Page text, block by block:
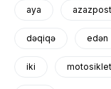
aya azazpost
dəqiqə edən
iki